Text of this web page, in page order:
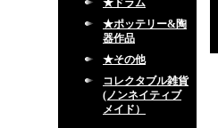
★ドラム
★ポッテリー&陶
器作品
★その他
コレクタブル雑貨
(ノンネイティブ
メイド）